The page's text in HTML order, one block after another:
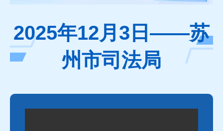
2025年12月3日——苏
州市司法局